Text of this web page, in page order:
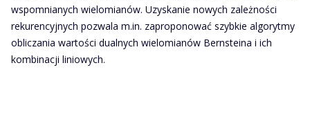
wspomnianych wielomianów. Uzyskanie nowych zależności
rekurencyjnych pozwala m.in. zaproponować szybkie algorytmy
obliczania wartości dualnych wielomianów Bernsteina i ich
kombinacji liniowych.